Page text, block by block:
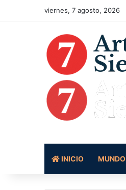
viernes, 7 agosto, 2026
INICIO MUNDO